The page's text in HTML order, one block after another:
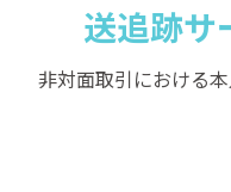
送追跡サ
非対面取引における